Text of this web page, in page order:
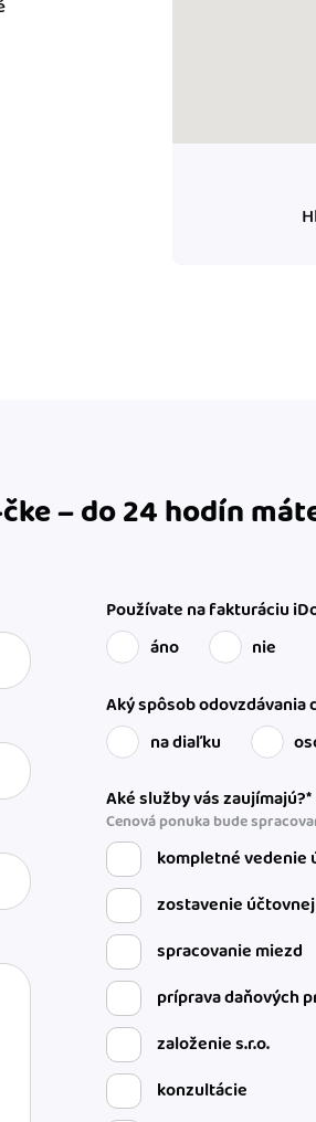
– do 24 hodín
Používate na fakturáciu
áno
nie
Aký spôsob
na diaľku
Aké služby vás zaujímajú?*
Cenová ponuka bude
kompletné vedenie
zostavenie
spracovanie miezd
príprava daňových
založenie s.r.o.
konzultácie